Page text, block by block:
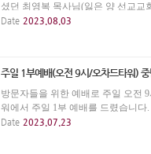
셨던 최영복 목사님(잃은 양 선교교
전해주셨습니다. 귀한 말씀에 감사합
Date 2023.08.03
주일 1부예배(오전 9시/오차드타워) 중
방문자들을 위한 예배로 주일 오전
워에서 주일 1부 예배를 드렸습니다
으로 주일 1부예배는 7월 23일까지만
Date 2023.07.23